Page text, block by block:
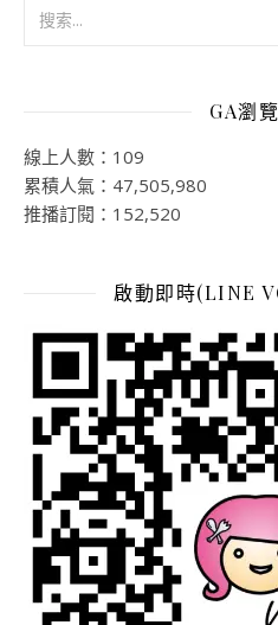
GA瀏
線上人數：109
累積人氣：47,505,980
推播訂閱：152,520
啟動即時(LINE